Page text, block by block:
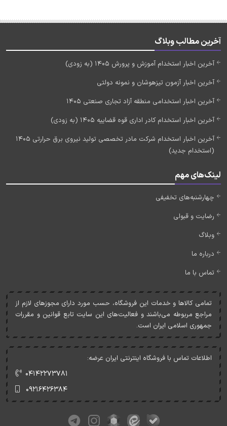
آخرین مطالب وبلاگ
آخرین اخبار استخدام آموزش و پرورش 1405 (به زودی)
آخرین اخبار آزمون تیزهوشان و نمونه دولتی
آخرین اخبار استخدامی منطقه آزاد تجاری صنعتی 1405
آخرین اخبار استخدام کادر اداری قوه قضاییه 1405 (به زودی)
آخرین اخبار استخدام شرکت مادر تخصصی تولید نیروی برق حرارتی 1405
(استخدام جدید)
لینک‌های مهم
چهارشنبه‌های تخفیفی
رضایت و قبولی
وبلاگ
درباره ما
تماس با ما
تمامی کالاها و خدمات اين فروشگاه، حسب مورد دارای مجوزهای لازم از
مراجع مربوطه می‌باشند و فعاليت‌های اين سايت تابع قوانين و مقررات
جمهوری اسلامی ايران است.
اطلاعات تماس با فروشگاه اینترنتی ایران عرضه:
۰۴۱۴۲۲۷۳۷۸۱
۰۹۲۱۶۴۲۶۳۸۴